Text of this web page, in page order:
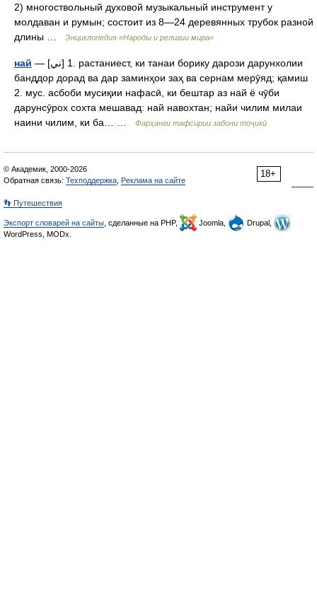
2) многоствольный духовой музыкальный инструмент у
молдаван и румын; состоит из 8—24 деревянных трубок разной
длины …
Энциклопедия «Народы и религии мира»
най — [ني] 1. растаниест, ки танаи борику дарози дарунхолии
банддор дорад ва дар заминҳои заҳ ва сернам мерӯяд; қамиш
2. мус. асбоби мусиқии нафасӣ, ки бештар аз най ё чӯби
дарунсӯрох сохта мешавад: най навохтан; найи чилим милаи
наини чилим, ки ба… …
Фарҳанги тафсирии забони тоҷикӣ
18+
© Академик, 2000-2026
Обратная связь: Техподдержка Реклама на сайте
👣 Путешествия
Экспорт словарей на сайты , сделанные на PHP, Joomla,
Drupal,
WordPress, MODx.